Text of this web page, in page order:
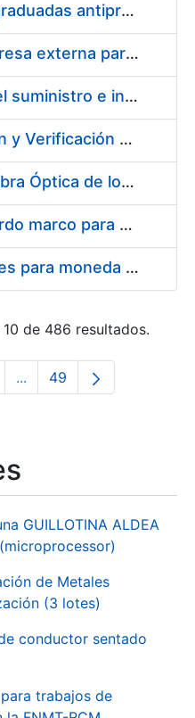
Suministro de gafas graduadas antiproyecciones para los trabajadores de la FNMT-RCM en los centros de trabajo de Madrid y Burgos
Servicios de una empresa externa para el asesoramiento y resolución de los recursos de alzada que se presentan relacionados con procesos de selección para la FNMT-RCM
Acuerdo marco para el suministro e instalación de persianas, estores y otros complementos
Servicio de Calibración y Verificación Externa de los Equipos de Medición del Servicio de Prevención de la FNMT-RCM
Conexión mediante Fibra Óptica de los Centros de Proceso de Datos (CPDs) de las sedes de la FNMT-RCM de Burgos y Madrid
Contratación de acuerdo marco para el Suministro de Material de Electricidad para la Fábrica Nacional de Moneda y Timbre-Real Casa de la Moneda en su centro de trabajo de Burgos
Suministro de estuches para moneda de 30 €
de 486 resultados.
...Páginas intermedias Use
Página
49
GUILLOTINA ALDEA
de Metales
(3 lotes)
conductor sentado
trabajos de